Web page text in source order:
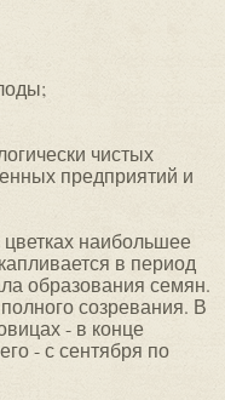
чистых
предприятий и
цветках наибольшее
в период
образования семян.
созревания. В
- в конце
- с сентября по